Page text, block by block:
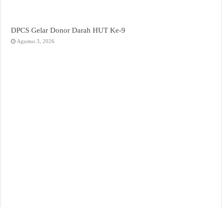
DPCS Gelar Donor Darah HUT Ke-9
Agustus 3, 2026